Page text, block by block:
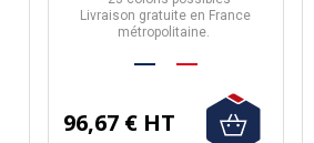
Livraison gratuite en France
métropolitaine.
96,67 € HT